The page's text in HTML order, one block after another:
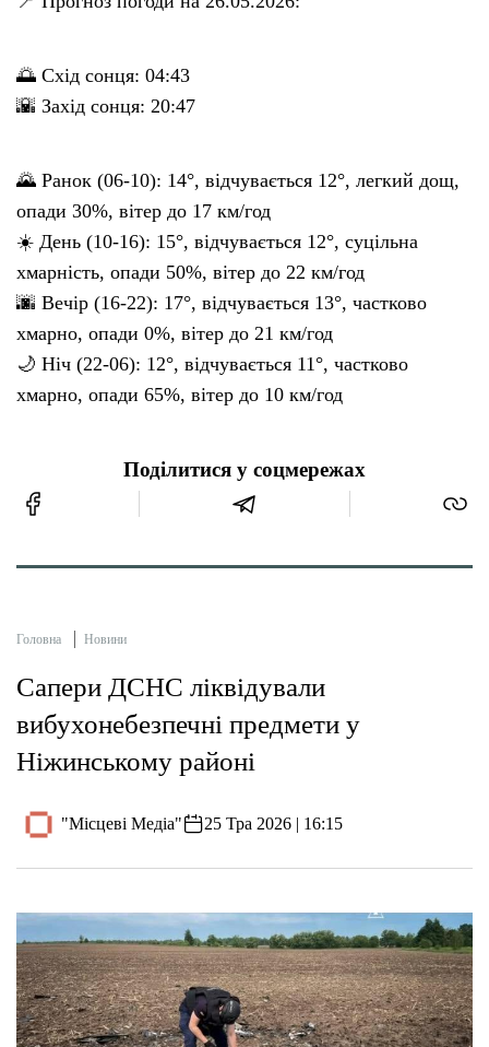
🌅 Схід сонця: 04:43
🌇 Захід сонця: 20:47
🌄 Ранок (06-10): 14°, відчувається 12°, легкий дощ,
опади 30%, вітер до 17 км/год
☀️ День (10-16): 15°, відчувається 12°, суцільна
хмарність, опади 50%, вітер до 22 км/год
🌆 Вечір (16-22): 17°, відчувається 13°, частково
хмарно, опади 0%, вітер до 21 км/год
🌙 Ніч (22-06): 12°, відчувається 11°, частково
хмарно, опади 65%, вітер до 10 км/год
Поділитися у соцмережах
Головна Новини
Сапери ДСНС ліквідували
вибухонебезпечні предмети у
Ніжинському районі
"Місцеві Медіа" 25 Тра 2026 | 16:15